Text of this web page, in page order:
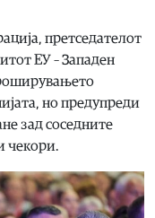
претседателот
ЕУ – Западен
но предупреди
зад соседните
чекори.